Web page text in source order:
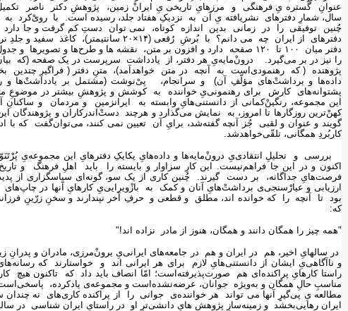
عنوانِ گُستره یِ فرهنگی و مرزهایِ تاریخی یِ ایرانْ زمین، پژوهشِ دکتر ناصر
سال، شمارِ دفترهای نشریافته یِ آن به نزدیکِ هفتاد جلد، رسیده است. با رویْ‌کرد به
چُنین توفیقی را در زمانی بدین اندازه کوتاه، نمی توان دستِ کم گرفت و جا
دفترهای از ایران چه می دانم؟ با بُرشِ رُقعی
دفتر میان ١٠٠ تا ١٢٠ صفحه دارد و افزون بر متن، نقشه ها و طرح‌ها و
را نیز در بر می‌گیرد. درونْ‌مایه‌یِ هر دفتر، از یادداشت سرپرست در یک صفحه (که
پژوهنده ( که رهنمودی‌است به آنچه در متن خواهدآمد)، متنِ دفتر ( فراگیرِ
داده‌ها و برداشت‌ْهای مؤلّفِ آن) و سرانجام، پیْ‌نوشت (مشتمل بر یادداشت‌ْها و
پشتوانه‌های کارش برای رهنمونی‌یِ خواننده به کوشش و پژوهشِ بیشتر در موضوعِ
این مجموعه، رنگینْ‌کمانی از دانستنی‌هایِ وابسته به ایرانزمین و مردمان و
کهنْ‌ترین روزگارها تا امروز، به نمایش می‌گذارد و هرچند دستْ‌اندرکاران و
گویند و عنوان و لقبی جُز آنچه گفته‌شد، برایِ آن تعیین نمی کنند، می‌توان‌گفت که
کاربُردِ همگانی، تلقّی‌خواهدشد.
بررسی و تحلیلِ انتقادی‌یِ درونْ‌مایه‌ها و داده‌هایِ یکایکِ دفترهایِ این مجموعه‌یِ
اکنون و در این جا فراهم‌نیست. این کارِ سزاوار و بایسته را باید اهلِ فرهنگ و
فرصت‌هایِ جداگانه، بر دست گیرند. چُنین کاری از یک سو، گونه‌ای سپاسگزاری از
ارزیابی و عیارْسنجی‌ی برداشت‌ْهایِ آنان و کمک به بازْویرایی‌یِ کارهایِ آنها در
بود تا آنچه را که خوانده اند، مطلق و قطعی و حرفِ آخر نپندارند و سخنِ زرّینِ
که:
"همه چیز را همگان دانند و همگان، هنوز از مادر نزاده اند!"
در سالهایِ اخیر، هم در ایران و هم در جامعه‌های ایرانی‌یِ برونْ‌مرزی، مادران و پدرانِ
و ناآگاهی‌یِ ایشان از دانستنی‌هایِ لازم برای هر ایرانی اند و خواستارند که
راستا کارهایِ پراکنده‌ای هم صورت‌پذیرفته‌است؛ امّا انصاف باید داد که تاکنون
مناسبِ حالِ همگان و به‌ویژه جوانان، عرضه‌نشده‌است و مجموعه‌ی یادکرده،
مطالعه یِ پی‌گیرِِ آنها می تواند هر خواننده‌ی جوانی را از پراکنده‌ کاری‌های نه
ایران رهایی‌بخشد و زمینه‌سازِ پژوهش هایِ دانشی‌ترِ او در راستایِ ایران شناسی در